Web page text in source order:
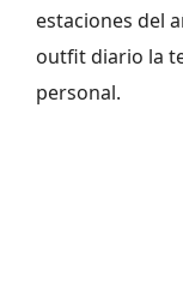
estaciones del
outfit diario la
personal.